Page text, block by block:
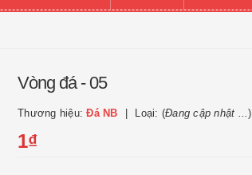
Vòng đá - 05
Thương hiệu:Đá NB Loại: (Đang cập nhật ...)
1₫